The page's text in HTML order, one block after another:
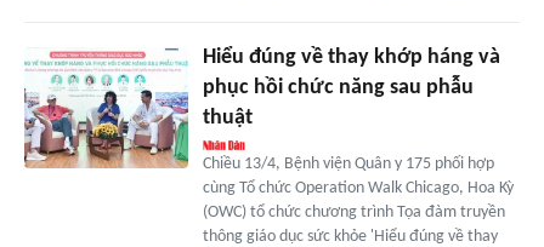
Hiểu đúng về thay khớp háng và
phục hồi chức năng sau phẫu
thuật
Chiều 13/4, Bệnh viện Quân y 175 phối hợp
cùng Tổ chức Operation Walk Chicago, Hoa Kỳ
(OWC) tổ chức chương trình Tọa đàm truyền
thông giáo dục sức khỏe 'Hiểu đúng về thay